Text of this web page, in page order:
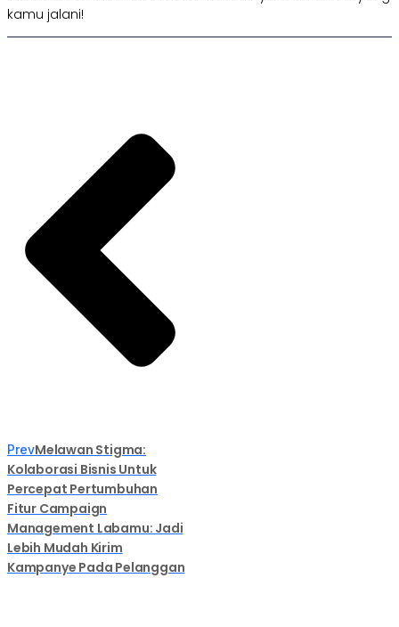
kamu jalani!
PrevMelawan Stigma:
Kolaborasi Bisnis Untuk
Percepat Pertumbuhan
Fitur Campaign
Management Labamu: Jadi
Lebih Mudah Kirim
Kampanye Pada Pelanggan